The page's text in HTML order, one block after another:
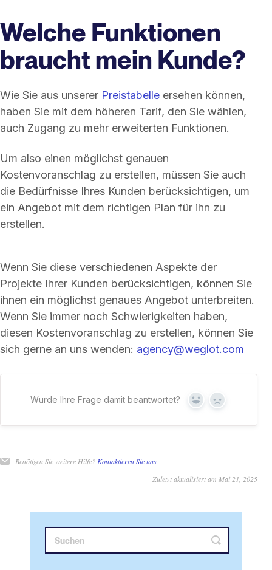
Welche Funktionen
braucht mein Kunde?
Wie Sie aus unserer Preistabelle ersehen können,
haben Sie mit dem höheren Tarif, den Sie wählen,
auch Zugang zu mehr erweiterten Funktionen.
Um also einen möglichst genauen
Kostenvoranschlag zu erstellen, müssen Sie auch
die Bedürfnisse Ihres Kunden berücksichtigen, um
ein Angebot mit dem richtigen Plan für ihn zu
erstellen.
Wenn Sie diese verschiedenen Aspekte der
Projekte Ihrer Kunden berücksichtigen, können Sie
ihnen ein möglichst genaues Angebot unterbreiten.
Wenn Sie immer noch Schwierigkeiten haben,
diesen Kostenvoranschlag zu erstellen, können Sie
sich gerne an uns wenden: agency@weglot.com
Wurde Ihre Frage damit beantwortet? Ja Nein
Benötigen Sie weitere Hilfe?Kontaktieren Sie uns
Zuletzt aktualisiert am Mai 21, 2025